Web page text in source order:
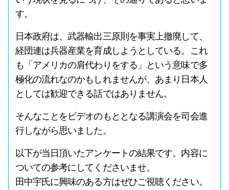
す。
日本政府は、武器輸出三原則を事実上撤廃して、
経団連は兵器産業を育成しようとしている。これ
も「アメリカの肩代わりをする」という意味で多
極化の流れなのかもしれませんが、あまり日本人
としては歓迎できる話ではありません。
そんなことをビデオのもととなる講演会を司会進
行しながら思いました。
以下が当日頂いたアンケートの結果です。内容に
ついての参考にしてくださいませ。
田中宇氏に興味のある方はぜひご視聴ください。